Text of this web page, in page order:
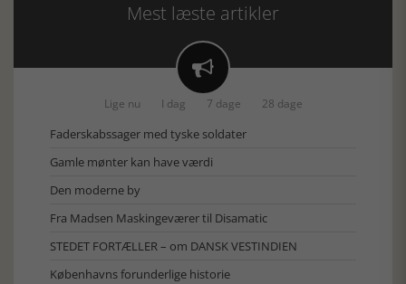
Mest læste artikler

Lige nu I dag 7 dage 28 dage
Faderskabssager med tyske soldater
Gamle mønter kan have værdi
Den moderne by
Fra Madsen Maskingeværer til Disamatic
STEDET FORTÆLLER – om DANSK VESTINDIEN
Københavns forunderlige historie